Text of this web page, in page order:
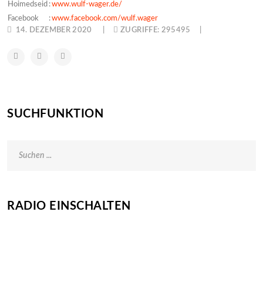
Hoimedseid :www.wulf-wager.de/
Facebook
:www.facebook.com/wulf.wager
14. DEZEMBER 2020
ZUGRIFFE: 295495
SUCHFUNKTION
RADIO EINSCHALTEN